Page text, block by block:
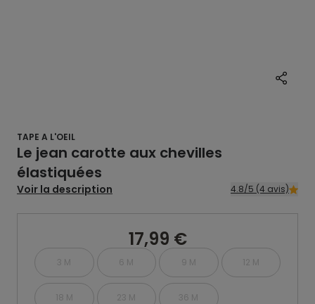
TAPE A L'OEIL
Le jean carotte aux chevilles
élastiquées
Voir la description 4.8/5 (4 avis)
17,99 €
3 M 6 M 9 M 12 M
18 M 23 M
36 M